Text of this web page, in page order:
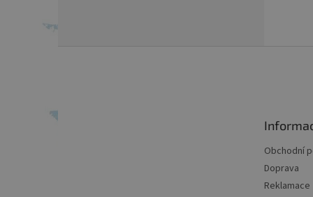
Obchodní
Doprava
Reklamace